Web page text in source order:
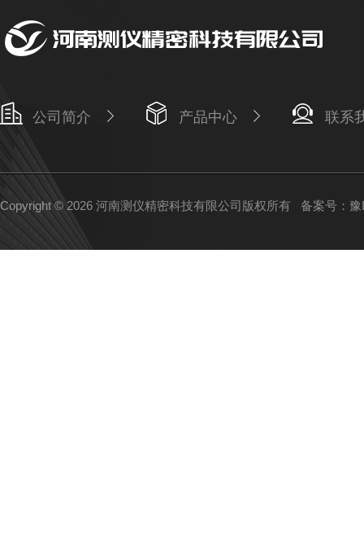
公司简介 产品中心 联系
Copyright © 2026 河南测仪精密科技有限公司版权所有 备案号：